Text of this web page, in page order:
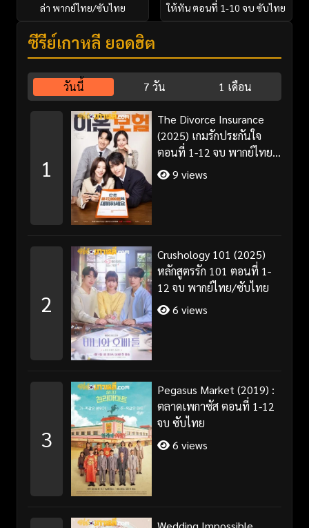
ล่า พากย์ไทย/ซับไทย
ให้ทัน ตอนที่ 1-10 จบ ซับไทย
ซีรี่ย์เกาหลี ยอดฮิต
วันนี้ 7 วัน 1 เดือน
1
The Divorce Insurance
(2025) เกมรักประกันใจ
ตอนที่ 1-12 จบ พากย์ไทย
ซับไทย
9 views
2
Crushology 101 (2025)
หลักสูตรรัก 101 ตอนที่ 1-
12 จบ พากย์ไทย/ซับไทย
6 views
3
Pegasus Market (2019) :
ตลาดเพกาซัส ตอนที่ 1-12
จบ ซับไทย
6 views